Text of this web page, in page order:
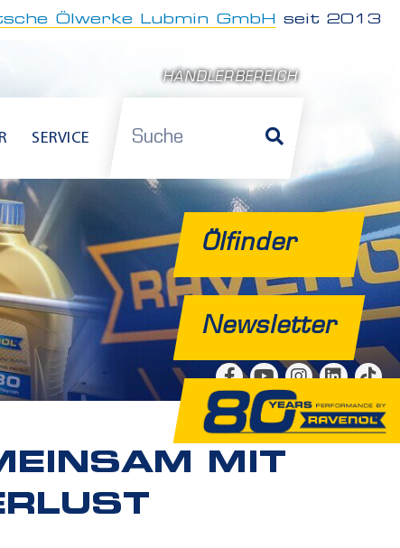
Ölwerke Lubmin GmbH seit 2013
HÄNDLERBEREICH
SERVICE
Ölfinder
Newsletter
MIT